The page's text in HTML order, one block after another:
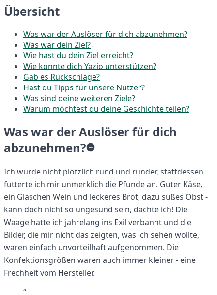
Übersicht
Was war der Auslöser für dich abzunehmen?
Was war dein Ziel?
Wie hast du dein Ziel erreicht?
Wie konnte dich Yazio unterstützen?
Gab es Rückschläge?
Hast du Tipps für unsere Nutzer?
Was sind deine weiteren Ziele?
Warum möchtest du deine Geschichte teilen?
Was war der Auslöser für dich
abzunehmen?
Ich wurde nicht plötzlich rund und runder, stattdessen
futterte ich mir unmerklich die Pfunde an. Guter Käse,
ein Gläschen Wein und leckeres Brot, dazu süßes Obst -
kann doch nicht so ungesund sein, dachte ich! Die
Waage hatte ich jahrelang ins Exil verbannt und die
Bilder, die mir nicht das zeigten, was ich sehen wollte,
waren einfach unvorteilhaft aufgenommen. Die
Konfektionsgrößen waren auch immer kleiner - eine
Frechheit vom Hersteller.
“